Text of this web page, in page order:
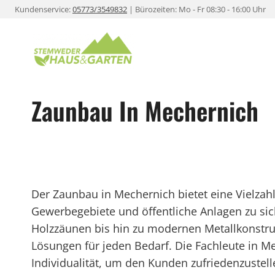
ZumKundenservice:05773/3549832 | Bürozeiten: Mo - Fr 08:30 - 16:00 Uhr
Zaunbau In Mechernich
Der Zaunbau in Mechernich bietet eine
Gewerbegebiete und öffentliche Anlagen zu
Holzzäunen bis hin zu modernen
Lösungen für jeden Bedarf. Die Fachleute in
Individualität, um den Kunden